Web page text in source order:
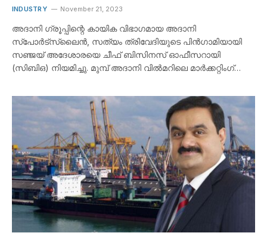
INDUSTRY November 21, 2023
അദാനി ഗ്രൂപ്പിന്റെ കായിക വിഭാഗമായ അദാനി
സ്‌പോർട്‌സ്‌ലൈൻ, സത്യം ത്രിവേദിയുടെ പിൻഗാമിയായി
സഞ്ജയ് അദേശാരയെ ചീഫ് ബിസിനസ് ഓഫീസറായി
(സിബിഒ) നിയമിച്ചു. മുമ്പ് അദാനി വിൽമറിലെ മാർക്കറ്റിംഗ്…